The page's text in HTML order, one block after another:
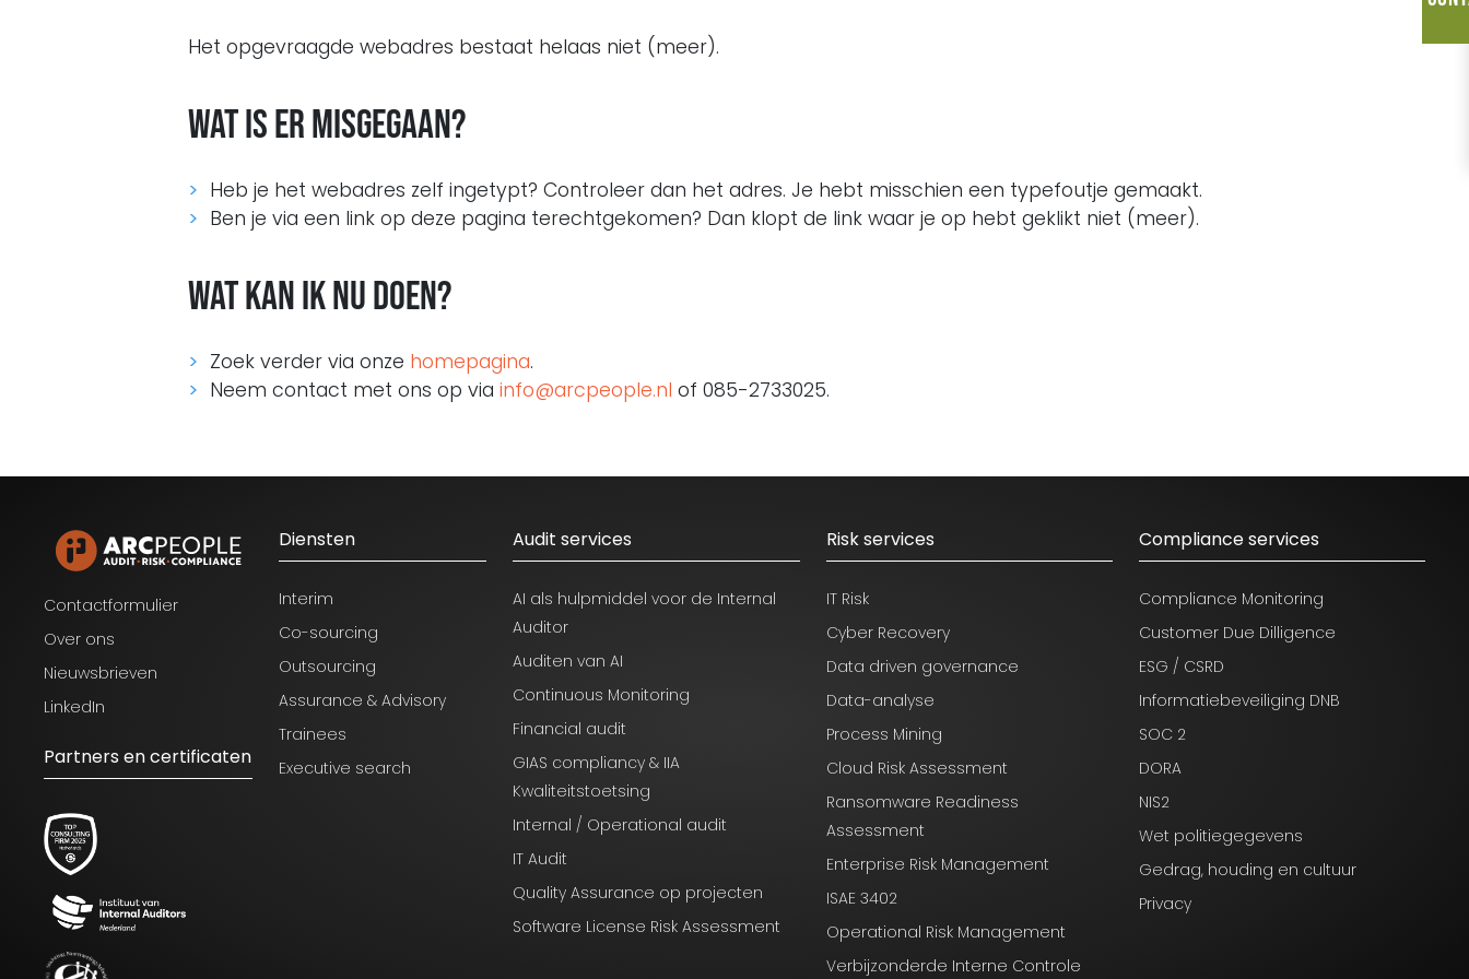
Het opgevraagde webadres bestaat helaas niet (meer).
Wat is er misgegaan?
Heb je het webadres zelf ingetypt? Controleer dan het adres. Je hebt misschien een typefoutje gemaakt.
Ben je via een link op deze pagina terechtgekomen? Dan klopt de link waar je op hebt geklikt niet (meer).
Wat kan ik nu doen?
Zoek verder via onze homepagina.
Neem contact met ons op via info@arcpeople.nl of 085-2733025.
Contactformulier
Over ons
Nieuwsbrieven
LinkedIn
Partners en certificaten
Diensten
Interim
Co-sourcing
Outsourcing
Assurance & Advisory
Trainees
Executive search
Audit services
AI als hulpmiddel voor de Internal
Auditor
Auditen van AI
Continuous Monitoring
Financial audit
GIAS compliancy & IIA
Kwaliteitstoetsing
Internal / Operational audit
IT Audit
Quality Assurance op projecten
Software License Risk Assessment
Risk services
IT Risk
Cyber Recovery
Data driven governance
Data-analyse
Process Mining
Cloud Risk Assessment
Ransomware Readiness
Assessment
Enterprise Risk Management
ISAE 3402
Operational Risk Management
Verbijzonderde Interne Controle
Compliance services
Compliance Monitoring
Customer Due Dilligence
ESG / CSRD
Informatiebeveiliging DNB
SOC 2
DORA
NIS2
Wet politiegegevens
Gedrag, houding en cultuur
Privacy
Blijf op de hoogte van het laatste
Risk en Compliance.